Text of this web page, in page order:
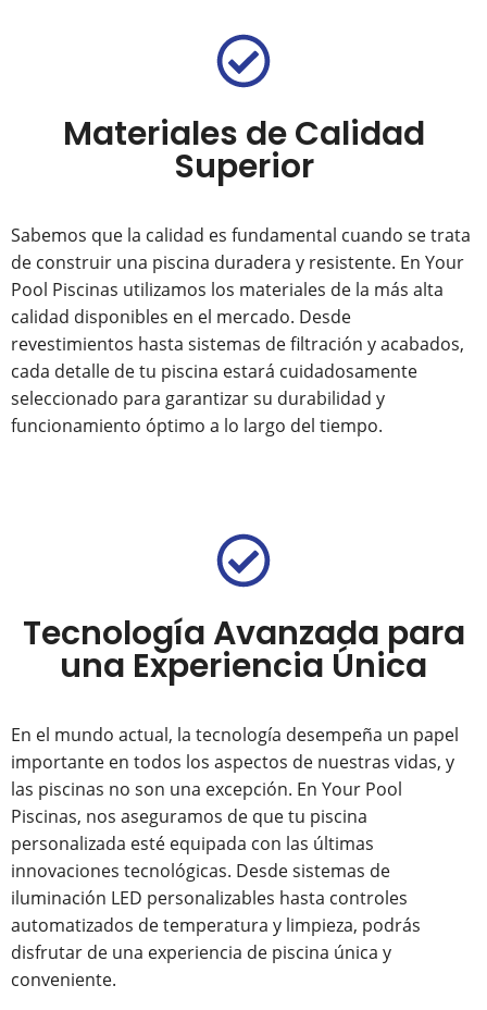
Materiales de Calidad
Superior
Sabemos que la calidad es fundamental cuando se trata
de construir una piscina duradera y resistente. En Your
Pool Piscinas utilizamos los materiales de la más alta
calidad disponibles en el mercado. Desde
revestimientos hasta sistemas de filtración y acabados,
cada detalle de tu piscina estará cuidadosamente
seleccionado para garantizar su durabilidad y
funcionamiento óptimo a lo largo del tiempo.
Tecnología Avanzada para
una Experiencia Única
En el mundo actual, la tecnología desempeña un papel
importante en todos los aspectos de nuestras vidas, y
las piscinas no son una excepción. En Your Pool
Piscinas, nos aseguramos de que tu piscina
personalizada esté equipada con las últimas
innovaciones tecnológicas. Desde sistemas de
iluminación LED personalizables hasta controles
automatizados de temperatura y limpieza, podrás
disfrutar de una experiencia de piscina única y
conveniente.